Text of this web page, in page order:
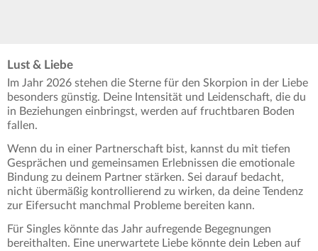
Lust & Liebe
Im Jahr 2026 stehen die Sterne für den Skorpion in der Liebe
besonders günstig. Deine Intensität und Leidenschaft, die du
in Beziehungen einbringst, werden auf fruchtbaren Boden
fallen.
Wenn du in einer Partnerschaft bist, kannst du mit tiefen
Gesprächen und gemeinsamen Erlebnissen die emotionale
Bindung zu deinem Partner stärken. Sei darauf bedacht,
nicht übermäßig kontrollierend zu wirken, da deine Tendenz
zur Eifersucht manchmal Probleme bereiten kann.
Für Singles könnte das Jahr aufregende Begegnungen
bereithalten. Eine unerwartete Liebe könnte dein Leben auf